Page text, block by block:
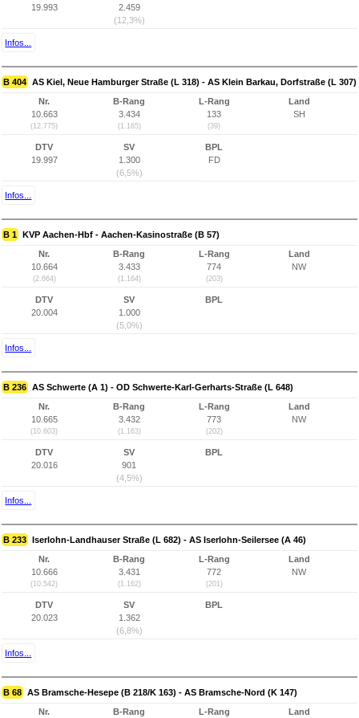
19.993
2.459
(12,3%)
Infos...
B 404 AS Kiel, Neue Hamburger Straße (L 318) - AS Klein Barkau, Dorfstraße (L 307)
Nr.
10.663
(12.775)
B-Rang
3.434
(1.165)
L-Rang
133
(39)
Land
SH
DTV
19.997
SV
1.300
(6,5%)
BPL
FD
Infos...
B 1 KVP Aachen-Hbf - Aachen-Kasinostraße (B 57)
Nr.
10.664
(2.664)
B-Rang
3.433
(1.164)
L-Rang
774
(203)
Land
NW
DTV
20.004
SV
1.000
(5,0%)
BPL
Infos...
B 236 AS Schwerte (A 1) - OD Schwerte-Karl-Gerharts-Straße (L 648)
Nr.
10.665
(10.603)
B-Rang
3.432
(1.163)
L-Rang
773
(202)
Land
NW
DTV
20.016
SV
901
(4,5%)
BPL
Infos...
B 233 Iserlohn-Landhauser Straße (L 682) - AS Iserlohn-Seilersee (A 46)
Nr.
10.666
(10.542)
B-Rang
3.431
(1.162)
L-Rang
772
(201)
Land
NW
DTV
20.023
SV
1.362
(6,8%)
BPL
Infos...
B 68 AS Bramsche-Hesepe (B 218/K 163) - AS Bramsche-Nord (K 147)
Nr. B-Rang L-Rang Land